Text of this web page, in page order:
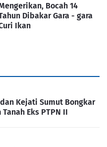
Bocah 14
Dibakar Gara - gara
Ikan
Kejati Sumut Bongkar
Eks PTPN II